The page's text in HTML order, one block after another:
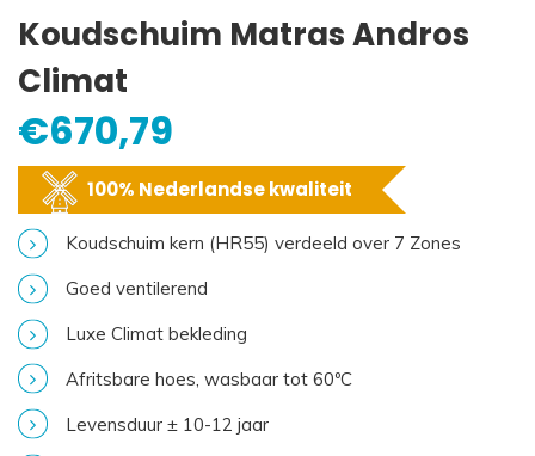
Koudschuim Matras Andros
Climat
€670,79
100% Nederlandse kwaliteit
Koudschuim kern (HR55) verdeeld over 7 Zones
Goed ventilerend
Luxe Climat bekleding
Afritsbare hoes, wasbaar tot 60ºC
Levensduur ± 10-12 jaar